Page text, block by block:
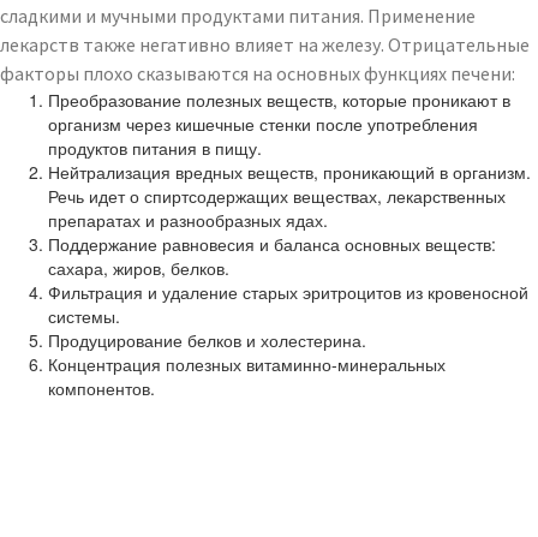
сладкими и мучными продуктами питания. Применение
лекарств также негативно влияет на железу. Отрицательные
факторы плохо сказываются на основных функциях печени:
Преобразование полезных веществ, которые проникают в
организм через кишечные стенки после употребления
продуктов питания в пищу.
Нейтрализация вредных веществ, проникающий в организм.
Речь идет о спиртсодержащих веществах, лекарственных
препаратах и разнообразных ядах.
Поддержание равновесия и баланса основных веществ:
сахара, жиров, белков.
Фильтрация и удаление старых эритроцитов из кровеносной
системы.
Продуцирование белков и холестерина.
Концентрация полезных витаминно-минеральных
компонентов.